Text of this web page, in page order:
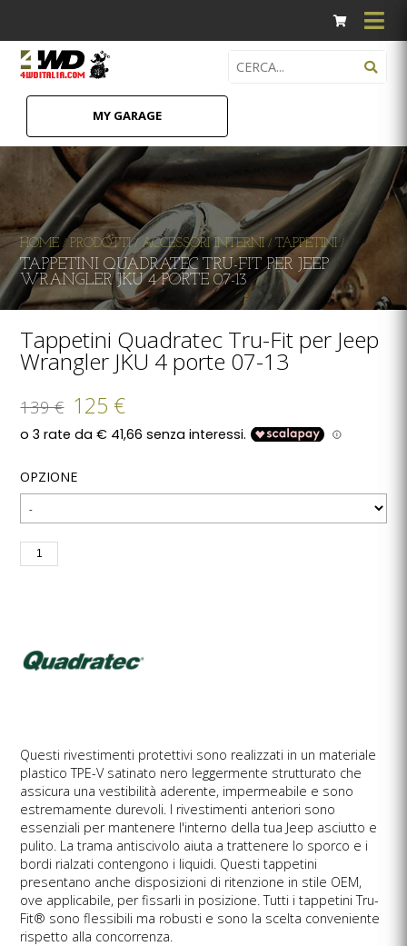
MY GARAGE
HOME /PRODOTTI/ ACCESSORI INTERNI / TAPPETINI /
TAPPETINI QUADRATEC TRU-FIT PER JEEP
WRANGLER JKU 4 PORTE 07-13
Tappetini Quadratec Tru-Fit per Jeep
Wrangler JKU 4 porte 07-13
139 € 125 €
OPZIONE
Questi rivestimenti protettivi sono realizzati in un materiale
plastico TPE-V satinato nero leggermente strutturato che
assicura una vestibilità aderente, impermeabile e sono
estremamente durevoli. I rivestimenti anteriori sono
essenziali per mantenere l'interno della tua Jeep asciutto e
pulito. La trama antiscivolo aiuta a trattenere lo sporco e i
bordi rialzati contengono i liquidi. Questi tappetini
presentano anche disposizioni di ritenzione in stile OEM,
ove applicabile, per fissarli in posizione. Tutti i tappetini Tru-
Fit® sono flessibili ma robusti e sono la scelta conveniente
rispetto alla concorrenza.